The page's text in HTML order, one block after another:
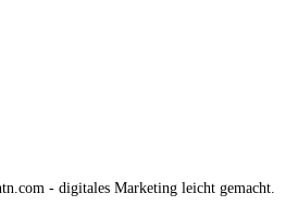
- digitales Marketing leicht gemacht.